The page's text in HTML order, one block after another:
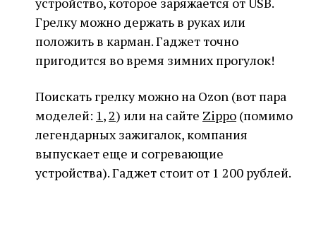
Грелку можно держать в руках или
положить в карман. Гаджет точно
пригодится во время зимних прогулок!
Поискать грелку можно на Ozon (вот пара
моделей: 1,2) или на сайте Zippo (помимо
легендарных зажигалок, компания
выпускает еще и согревающие
устройства). Гаджет стоит от 1 200 рублей.